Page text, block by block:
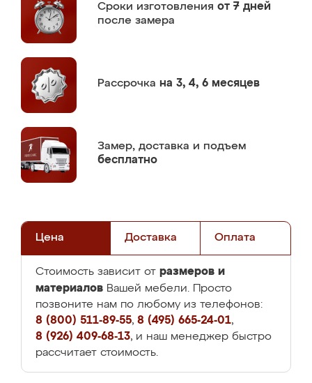
Сроки изготовления от 7 дней
после замера
Рассрочка на 3, 4, 6 месяцев
Замер, доставка и подъем
бесплатно
Цена Доставка Оплата
Стоимость зависит от размеров и
материалов Вашей мебели. Просто
позвоните нам по любому из телефонов:
8 (800) 511-89-55, 8 (495) 665-24-01,
8 (926) 409-68-13, и наш менеджер быстро
рассчитает стоимость.